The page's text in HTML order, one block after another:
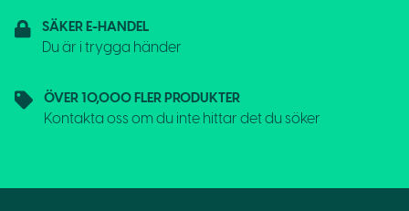
SÄKER E-HANDEL
Du är i trygga händer
ÖVER 10,000 FLER PRODUKTER
Kontakta oss om du inte hittar det du söker